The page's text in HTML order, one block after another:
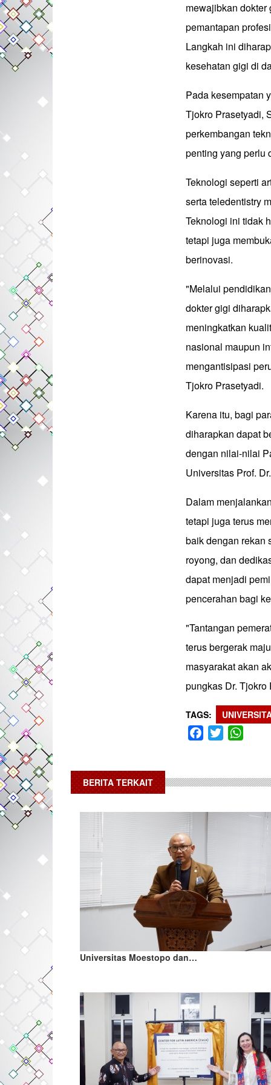
mewajibkan
pemantapan
Langkah ini
kesehatan gigi di
Pada kesempatan
Tjokro Prasetyadi,
perkembangan
penting yang perlu
Teknologi seperti
serta teledentistry
Teknologi ini tidak
tetapi juga
berinovasi.
"Melalui
dokter gigi
meningkatkan
nasional maupun
mengantisipasi
Tjokro Prasetyadi.
Karena itu, bagi
diharapkan dapat
dengan nilai-nilai
Universitas Prof.
Dalam
tetapi juga terus
baik dengan rekan
royong, dan
dapat menjadi
pencerahan bagi
"Tantangan
terus bergerak
masyarakat akan
pungkas Dr. Tjokro
TAGS
Facebook
Twitter
BERITA TERKAIT
Universitas Moestopo dan…